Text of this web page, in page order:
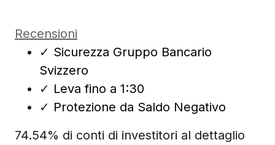
Recensioni
✓ Sicurezza Gruppo Bancario
Svizzero
✓ Leva fino a 1:30
✓ Protezione da Saldo Negativo
74.54% di conti di investitori al dettaglio